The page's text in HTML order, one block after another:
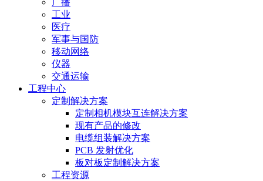
工业
医疗
军事与国防
移动网络
仪器
交通运输
工程中心
定制解决方案
定制相机模块互连解决方案
现有产品的修改
电缆组装解决方案
PCB 发射优化
板对板定制解决方案
工程资源